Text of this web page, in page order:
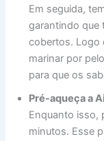
Em seguida,
garantindo que
cobertos. Logo
marinar por
para que os
Pré-aqueça a
Enquanto isso,
minutos. Esse